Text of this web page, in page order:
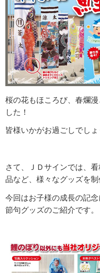
桜の花もほころび、春爛
した！
皆様いかがお過ごしでしょ
さて、ＪＤサインでは、
品など、様々なグッズを制
今回はお子様の成長の記
節句グッズのご紹介です。